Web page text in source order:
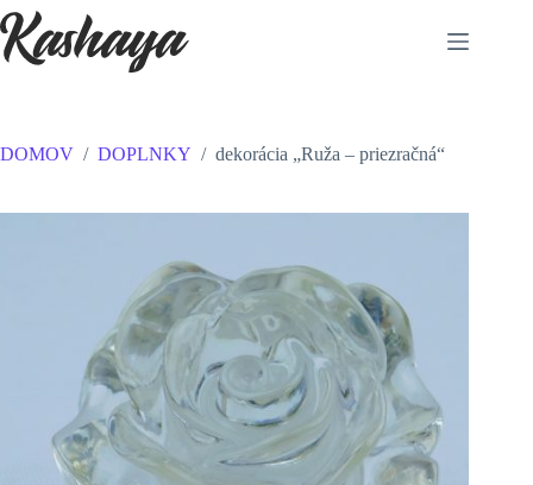
DOMOV / DOPLNKY / dekorácia „Ruža – priezračná“